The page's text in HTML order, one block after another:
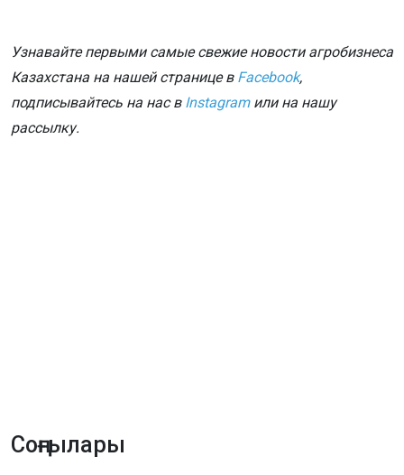
Узнавайте первыми самые свежие новости агробизнеса
Казахстана на нашей странице в Facebook,
подписывайтесь на нас в Instagramили на нашу
рассылку.
Соңғылары